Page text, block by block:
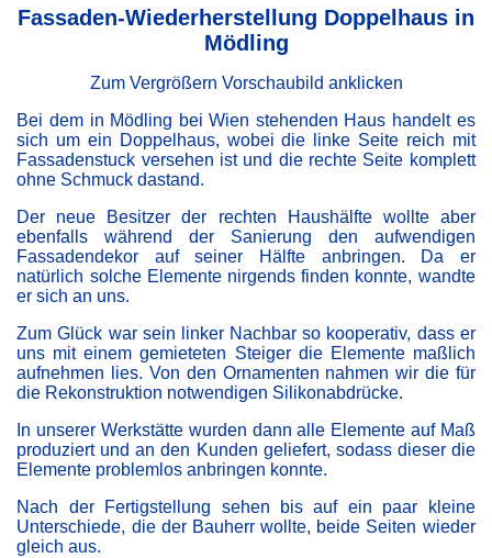
Fassaden-Wiederherstellung Doppelhaus in
Mödling
Zum Vergrößern Vorschaubild anklicken
Bei dem in Mödling bei Wien stehenden Haus handelt es
sich um ein Doppelhaus, wobei die linke Seite reich mit
Fassadenstuck versehen ist und die rechte Seite komplett
ohne Schmuck dastand.
Der neue Besitzer der rechten Haushälfte wollte aber
ebenfalls während der Sanierung den aufwendigen
Fassadendekor auf seiner Hälfte anbringen. Da er
natürlich solche Elemente nirgends finden konnte, wandte
er sich an uns.
Zum Glück war sein linker Nachbar so kooperativ, dass er
uns mit einem gemieteten Steiger die Elemente maßlich
aufnehmen lies. Von den Ornamenten nahmen wir die für
die Rekonstruktion notwendigen Silikonabdrücke.
In unserer Werkstätte wurden dann alle Elemente auf Maß
produziert und an den Kunden geliefert, sodass dieser die
Elemente problemlos anbringen konnte.
Nach der Fertigstellung sehen bis auf ein paar kleine
Unterschiede, die der Bauherr wollte, beide Seiten wieder
gleich aus.